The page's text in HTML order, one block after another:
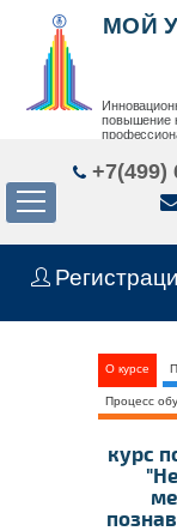
МОЙ
повышение
+7(499)
О курсе
Процесс
курс